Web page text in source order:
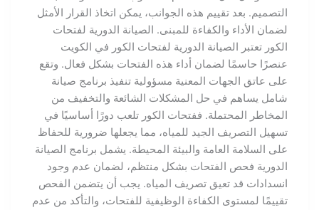
التصميم. بعد تقييم هذه الجوانب، يمكن اتخاذ القرار الأمثل
لضمان الأداء والكفاءة للمبنى. الصيانة الدورية لفتحات
الكور تعتبر الصيانة الدورية لفتحات الكور في الكويت
عنصرًا حاسمًا لضمان أداء هذه الفتحات بشكل فعال. وتقع
على عاتق الجهات المعنية مسؤولية تنفيذ برنامج صيانة
شامل يساهم في حل المشكلات الشائعة والتخفيف من
المخاطر المحتملة. ففتحات الكور تلعب دورًا أساسيًا في
تسهيل التصريف الجيد للمياه، مما يجعلها ضرورية للحفاظ
على السلامة العامة والبيئة المحيطة. يشمل برنامج الصيانة
الدورية فحص الفتحات بشكل منتظم، لضمان عدم وجود
انسدادات قد تعيق تصريف المياه. يجب أن يتضمن الفحص
تقييمًا لمستوى الكفاءة الوظيفية للفتحات، والتأكد من عدم